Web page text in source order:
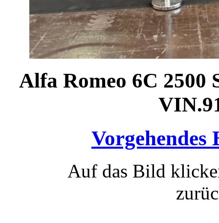
Alfa Romeo 6C 2500
Vorgehendes
Auf das Bild